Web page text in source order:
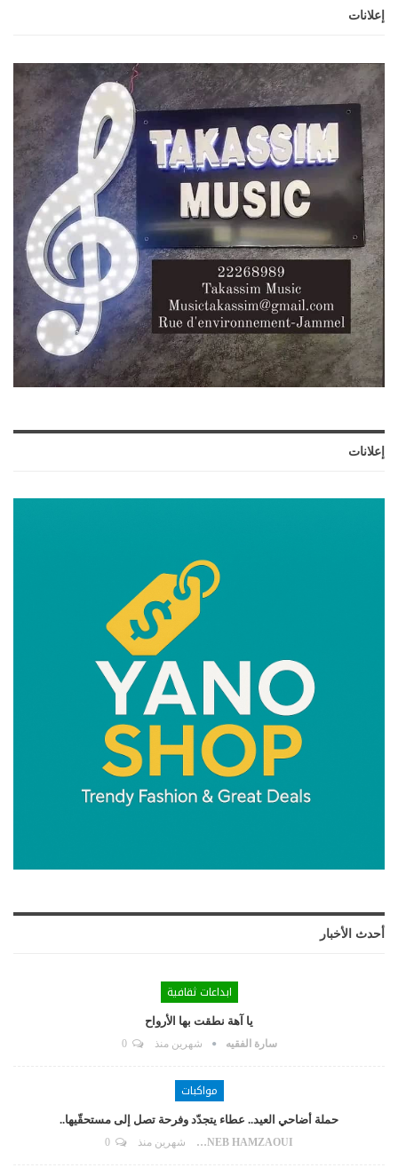
إعلانات
إعلانات
أحدث الأخبار
ابداعات ثقافية
يا آهة نطقت بها الأرواح
سارة الفقيه شهرين منذ 0
مواكبات
حملة أضاحي العيد.. عطاء يتجدّد وفرحة تصل إلى مستحقّيها..
ZAYNEB HAMZAOUI شهرين منذ